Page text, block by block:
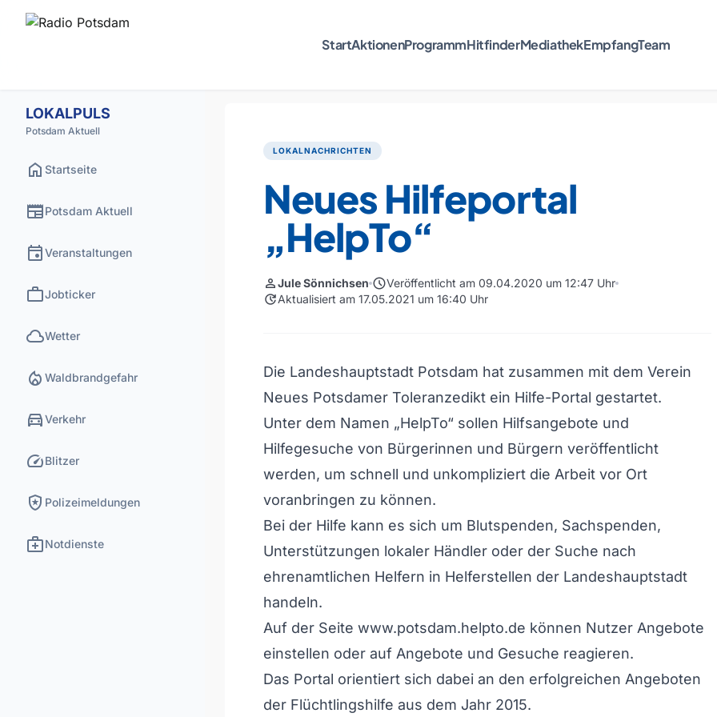
StartAktionenProgrammHitfinderMediathekEmpfangTeam
LOKALPULS
Potsdam Aktuell
home Startseite
newspaperPotsdam Aktuell
eventVeranstaltungen
workJobticker
cloudWetter
local_fire_department Waldbrandgefahr
directions_carVerkehr
speedBlitzer
local_police Polizeimeldungen
medical_servicesNotdienste
LOKALNACHRICHTEN
Neues Hilfeportal
„HelpTo“
personJule Sönnichsen scheduleVeröffentlicht am 09.04.2020 um 12:47 Uhr
updateAktualisiert am 17.05.2021 um 16:40 Uhr
Die Landeshauptstadt Potsdam hat zusammen mit dem Verein
Neues Potsdamer Toleranzedikt ein Hilfe-Portal gestartet.
Unter dem Namen „HelpTo“ sollen Hilfsangebote und
Hilfegesuche von Bürgerinnen und Bürgern veröffentlicht
werden, um schnell und unkompliziert die Arbeit vor Ort
voranbringen zu können.
Bei der Hilfe kann es sich um Blutspenden, Sachspenden,
Unterstützungen lokaler Händler oder der Suche nach
ehrenamtlichen Helfern in Helferstellen der Landeshauptstadt
handeln.
Auf der Seite www.potsdam.helpto.de können Nutzer Angebote
einstellen oder auf Angebote und Gesuche reagieren.
Das Portal orientiert sich dabei an den erfolgreichen Angeboten
der Flüchtlingshilfe aus dem Jahr 2015.